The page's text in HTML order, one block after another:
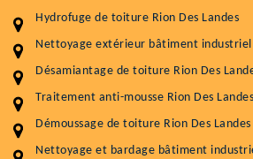
Hydrofuge de toiture Rion Des Landes
Nettoyage extérieur bâtiment industriel
Désamiantage de toiture Rion Des
Traitement anti-mousse Rion Des Landes
Démoussage de toiture Rion Des Landes
Nettoyage et bardage bâtiment
Service
Nettoyageb toiture
Démoussage toiture
Traitement hydrofuge toiture